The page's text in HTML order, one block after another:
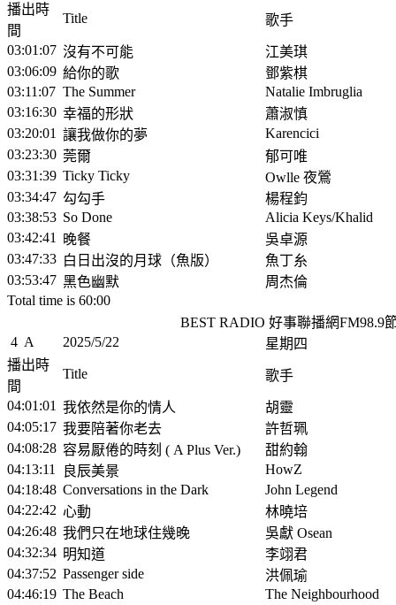
播出時
間
Title
歌手
03:01:07 沒有不可能
江美琪
03:06:09 給你的歌
鄧紫棋
03:11:07 The Summer
Natalie Imbruglia
03:16:30 幸福的形狀
蕭淑慎
03:20:01 讓我做你的夢
Karencici
03:23:30 莞爾
郁可唯
03:31:39 Ticky Ticky
Owlle 夜鶯
03:34:47 勾勾手
楊程鈞
03:38:53 So Done
Alicia Keys/Khalid
03:42:41
晚餐
吳卓源
03:47:33 白日出沒的月球（魚版）
魚丁糸
03:53:47 黑色幽默
周杰倫
Total time is 60:00
BEST RADIO 好事聯播網FM98.9
4 A 2025/5/22
星期四
播出時
間
Title
歌手
04:01:01 我依然是你的情人
胡靈
04:05:17 我要陪著你老去
許哲珮
04:08:28 容易厭倦的時刻 ( A Plus Ver.)
甜約翰
04:13:11
良辰美景
HowZ
04:18:48 Conversations in the Dark
John Legend
04:22:42 心動
林曉培
04:26:48 我們只在地球住幾晚
吳獻 Osean
04:32:34 明知道
李翊君
04:37:52 Passenger side
洪佩瑜
04:46:19 The Beach
The Neighbourhood